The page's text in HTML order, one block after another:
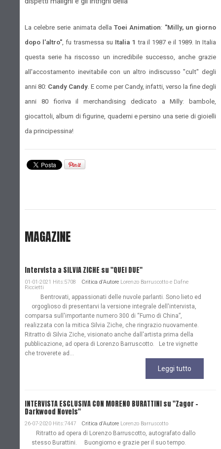
La celebre serie animata dellaToei Animation: "Milly, un giorno
dopo l'altro", fu trasmessa su Italia 1 tra il 1987 e il 1989. In Italia
questa serie ha riscosso un incredibile successo, anche grazie
all'accostamento inevitabile con un altro indiscusso "cult" degli
anni 80: Candy Candy . E come per Candy, infatti, verso la fine degli
anni 80 fioriva il merchandising dedicato a Milly: bambole,
giocattoli, album di figurine, quaderni e persino una serie di gioielli
da principessina!
MAGAZINE
Intervista a SILVIA ZICHE su "QUEI DUE"
01-01-2021 Hits:5708 Critica d'Autore Lorenzo Barruscotto e Dafne
Riccietti
Bentrovati, appassionati delle nuvole parlanti. Sono lieto ed
orgoglioso di presentarvi la versione integrale dell'intervista,
comparsa sull'importante numero 300 di “Fumo di China”,
realizzata con la mitica Silvia Ziche, che ringrazio nuovamente.
Ritratto di Silvia Ziche, visionato anche dall'artista prima della
pubblicazione, ad opera di Lorenzo Barruscotto. Le tre vignette
che troverete ad...
Leggi tutto
INTERVISTA ESCLUSIVA CON MORENO BURATTINI su "Zagor -
Darkwood Novels"
26-07-2020 Hits:7447 Critica d'Autore Lorenzo Barruscotto
Ritratto ad opera di Lorenzo Barruscotto, autografato dallo
stesso Burattini. Buongiorno e grazie per il suo tempo.